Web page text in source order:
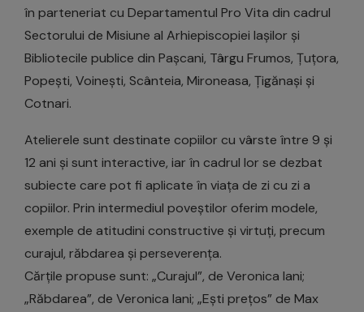
în parteneriat cu Departamentul Pro Vita din cadrul
Sectorului de Misiune al Arhiepiscopiei Iașilor și
Bibliotecile publice din Pașcani, Târgu Frumos, Țuțora,
Popești, Voinești, Scânteia, Mironeasa, Țigănași și
Cotnari.
Atelierele sunt destinate copiilor cu vârste între 9 și
12 ani și sunt interactive, iar în cadrul lor se dezbat
subiecte care pot fi aplicate în viața de zi cu zi a
copiilor. Prin intermediul poveștilor oferim modele,
exemple de atitudini constructive și virtuți, precum
curajul, răbdarea și perseverența.
Cărțile propuse sunt: „Curajul”, de Veronica Iani;
„Răbdarea”, de Veronica Iani; „Ești prețos” de Max